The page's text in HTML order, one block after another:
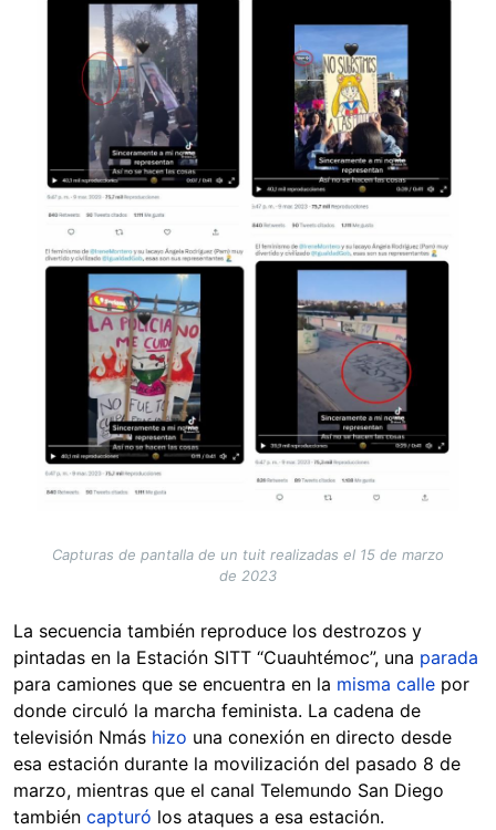
Capturas de pantalla de un tuit realizadas el 15 de marzo
de 2023
La secuencia también reproduce los destrozos y
pintadas en la Estación SITT “Cuauhtémoc”, una parada
para camiones que se encuentra en la misma calle por
donde circuló la marcha feminista. La cadena de
televisión Nmás hizo una conexión en directo desde
esa estación durante la movilización del pasado 8 de
marzo, mientras que el canal Telemundo San Diego
también capturó los ataques a esa estación.